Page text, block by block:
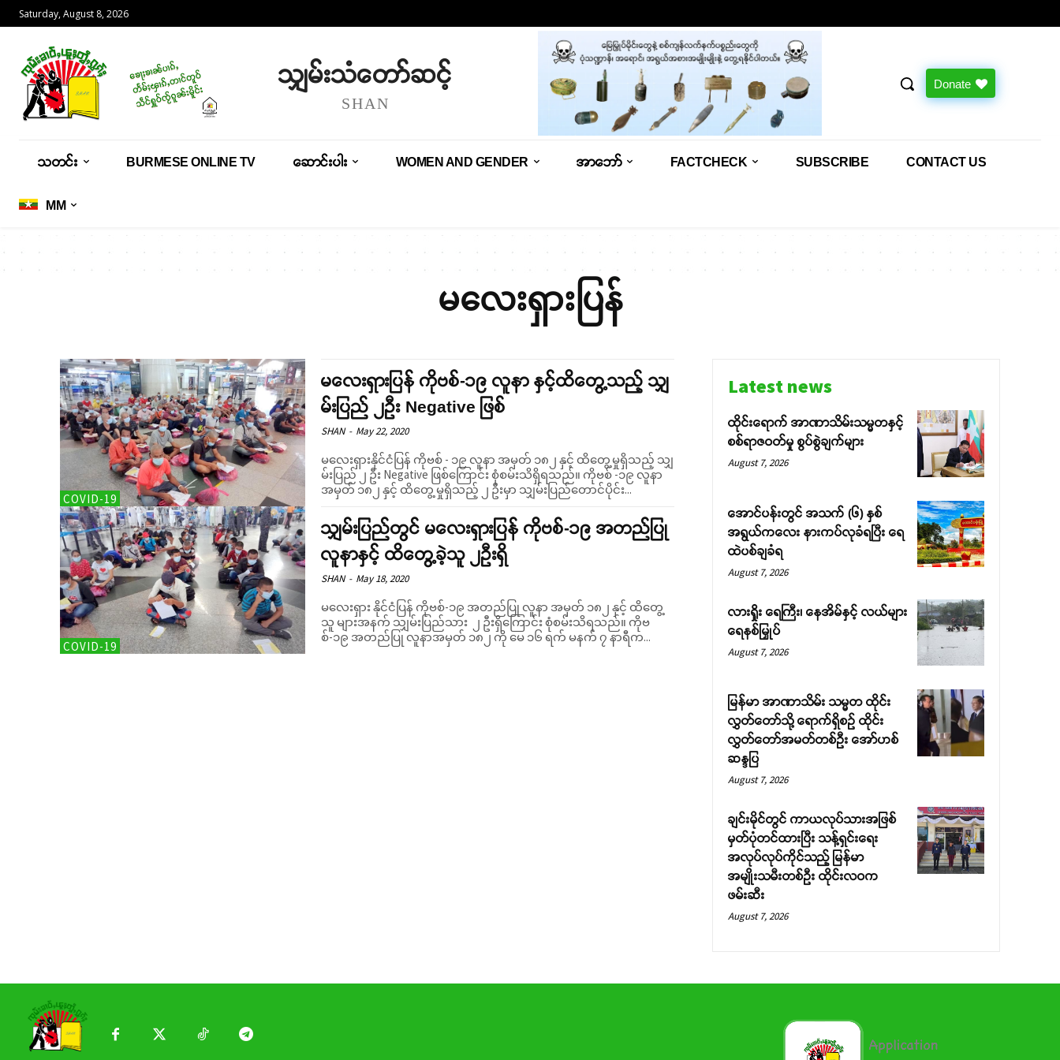
Saturday, August 8, 2026
သျှမ်းသံတော်ဆင့်
SHAN
Donate
သတင်း BURMESE ONLINE TV ဆောင်းပါး WOMEN AND GENDER အာဘော် FACTCHECK SUBSCRIBE CONTACT US
MM
မလေးရှားပြန်
COVID-19
မလေးရှားပြန် ကိုဗစ်-၁၉ လူနာ နှင့်ထိတွေ့သည့် သျှ
မ်းပြည် ၂ဦး Negative ဖြစ်
SHAN - May 22, 2020
မလေးရှားနိုင်ငံပြန် ကိုဗစ် - ၁၉ လူနာ အမှတ် ၁၈၂ နှင့် ထိတွေ့မှုရှိသည့် သျှ
မ်းပြည် ၂ ဦး Negative ဖြစ်ကြောင်း စုံစမ်းသိရှိရသည်။ ကိုဗစ် -၁၉ လူနာ
အမှတ် ၁၈၂ နှင့် ထိတွေ့ မှုရှိသည့် ၂ ဦးမှာ သျှမ်းပြည်တောင်ပိုင်း...
COVID-19
သျှမ်းပြည်တွင် မလေးရှားပြန် ကိုဗစ်-၁၉ အတည်ပြု
လူနာနှင့် ထိတွေ့ခဲ့သူ ၂ဦးရှိ
SHAN - May 18, 2020
မလေးရှား နိုင်ငံပြန် ကိုဗစ်-၁၉ အတည်ပြု လူနာ အမှတ် ၁၈၂ နှင့် ထိတွေ့
သူ များအနက် သျှမ်းပြည်သား ၂ ဦးရှိကြောင်း စုံစမ်းသိရသည်။ ကိုဗ
စ်-၁၉ အတည်ပြု လူနာအမှတ် ၁၈၂ ကို မေ ၁၆ ရက် မနက် ၇ နာရီက...
Latest news
ထိုင်းရောက် အာဏာသိမ်းသမ္မတနှင့်
စစ်ရာဇဝတ်မှု စွပ်စွဲချက်များ
August 7, 2026
အောင်ပန်းတွင် အသက် (၆) နှစ်
အရွယ်ကလေး နားကပ်လုခံရပြီး ရေ
ထဲပစ်ချခံရ
August 7, 2026
လားရှိုး ရေကြီး၊ နေအိမ်နှင့် လယ်များ
ရေနစ်မြှုပ်
August 7, 2026
မြန်မာ အာဏာသိမ်း သမ္မတ ထိုင်း
လွှတ်တော်သို့ ရောက်ရှိစဉ် ထိုင်း
လွှတ်တော်အမတ်တစ်ဦး အော်ဟစ်
ဆန္ဒပြ
August 7, 2026
ချင်းမိုင်တွင် ကာယလုပ်သားအဖြစ်
မှတ်ပုံတင်ထားပြီး သန့်ရှင်းရေး
အလုပ်လုပ်ကိုင်သည့် မြန်မာ
အမျိုးသမီးတစ်ဦး ထိုင်းလဝက
ဖမ်းဆီး
August 7, 2026